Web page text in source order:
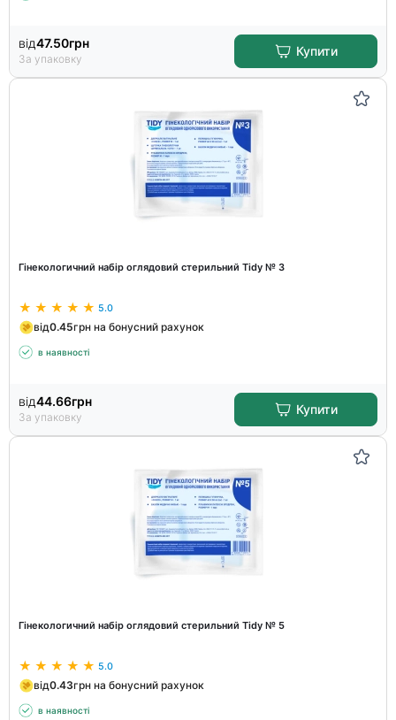
від47.50грн
За упаковку
Купити
Гінекологичний набір оглядовий стерильний Tidy № 3
5.0
від0.45грн на бонусний рахунок
в наявності
від44.66грн
За упаковку
Купити
Гінекологичний набір оглядовий стерильний Tidy № 5
5.0
від0.43грн на бонусний рахунок
в наявності